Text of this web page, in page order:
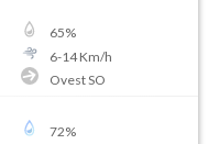
65%
6-14Km/h
Ovest SO
72%